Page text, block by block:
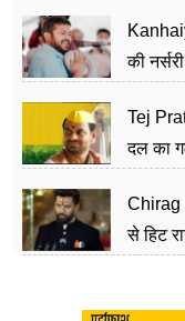
की
Tej
दल का
Chirag
से हिट